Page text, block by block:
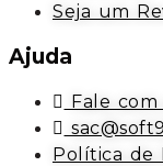
Seja um
Ajuda
Fale
Política de